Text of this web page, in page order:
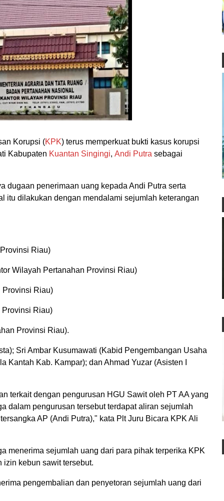
Korupsi (KPK) terus memperkuat bukti kasus korupsi
Kabupaten Kuantan Singingi, Andi Putra sebagai
dugaan penerimaan uang kepada Andi Putra serta
itu dilakukan dengan mendalami sejumlah keterangan
Riau)
Wilayah Pertanahan Provinsi Riau)
Provinsi Riau)
Provinsi Riau)
Provinsi Riau).
Sri Ambar Kusumawati (Kabid Pengembangan Usaha
Kantah Kab. Kampar); dan Ahmad Yuzar (Asisten I
terkait dengan pengurusan HGU Sawit oleh PT AA yang
dalam pengurusan tersebut terdapat aliran sejumlah
AP (Andi Putra)," kata Plt Juru Bicara KPK Ali
menerima sejumlah uang dari para pihak terperika KPK
kebun sawit tersebut.
pengembalian dan penyetoran sejumlah uang dari